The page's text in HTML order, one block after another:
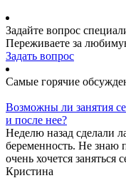
Задайте вопрос
Переживаете за
Задать вопрос
Самые горячие
Возможны ли занятия
и после нее?
Неделю назад сделали
беременность. Не знаю
очень хочется заняться
Кристина